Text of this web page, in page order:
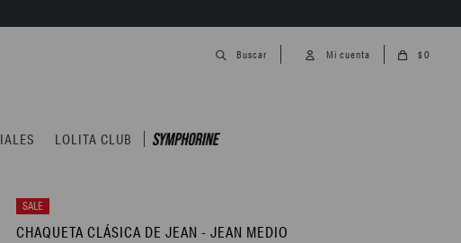
LOLITA CLUB
$ 0
CHAQUETA CLÁSICA DE JEAN - JEAN MEDIO